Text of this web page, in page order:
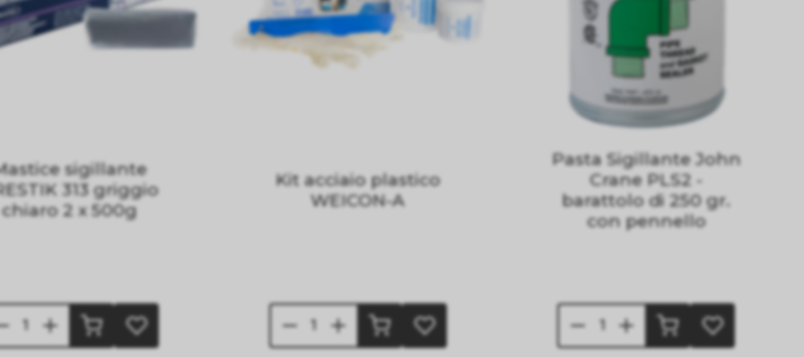
sigillante
313 griggio
chiaro 2 x 500g
Kit acciaio plastico
WEICON-A
Pasta Sigillante John
Crane PLS2 -
barattolo di 250 gr.
con pennello